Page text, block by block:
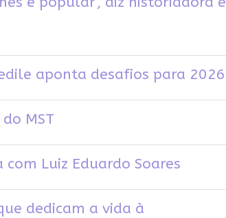
aponta desafios para 2026
MST
Luiz Eduardo Soares
dedicam a vida à